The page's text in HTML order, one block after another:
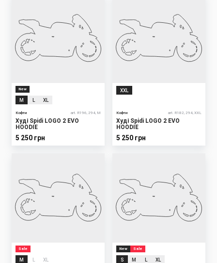
New
M XL
Кофти art. R196, 294, M
Худі Spidi LOGO 2 EVO
HOODIE
5 250 грн
XXL
Кофти art. R182, 294, XXL
Худі Spidi LOGO 2 EVO
HOODIE
5 250 грн
Sale
M XL
New Sale
S M XL